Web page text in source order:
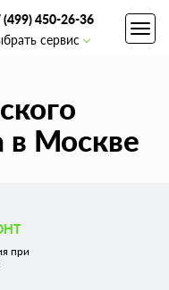
(499) 450-26-36
сервис
в Москве
при